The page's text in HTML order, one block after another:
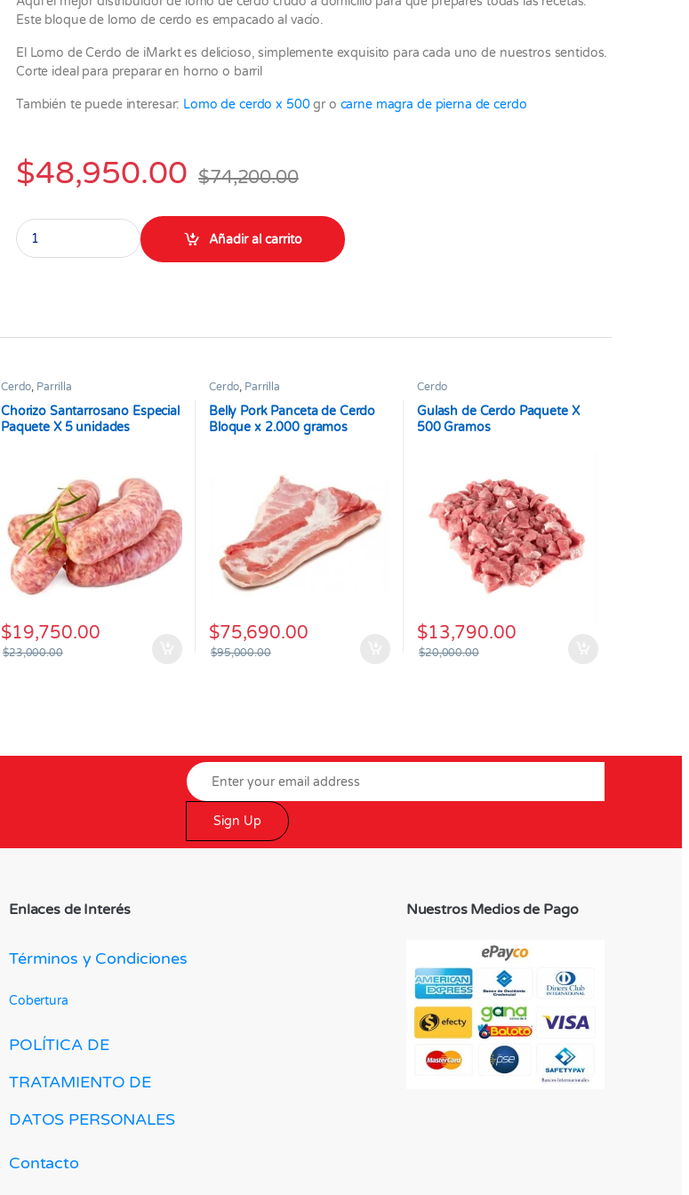
Este bloque de lomo de cerdo es empacado al vacío.
El Lomo de Cerdo de iMarkt es delicioso, simplemente exquisito para cada uno de nuestros sentidos.
Corte ideal para preparar en horno o barril
También te puede interesar: Lomo de cerdo x 500gr o carne magra de pierna de cerdo
$48,950.00 $74,200.00
Lomo de Cerdo Bloque de 1.500 gramos quantity
Añadir al carrito
Cerdo, Parrilla
Chorizo Santarrosano Especial
Paquete X 5 unidades
$19,750.00
$23,000.00
Cerdo, Parrilla
Belly Pork Panceta de Cerdo
Bloque x 2.000 gramos
$75,690.00
$95,000.00
Cerdo
Gulash de Cerdo Paquete X
500 Gramos
$13,790.00
$20,000.00
Sign Up
Enlaces de Interés
Términos y Condiciones
Cobertura
POLÍTICA DE
TRATAMIENTO DE
DATOS PERSONALES
Contacto
Nuestros Medios de Pago